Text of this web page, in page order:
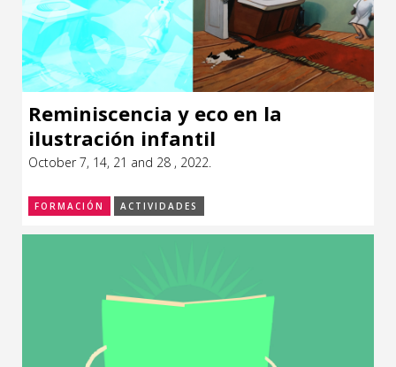
Reminiscencia y eco en la
ilustración infantil
October 7, 14, 21 and 28 , 2022.
FORMACIÓN ACTIVIDADES